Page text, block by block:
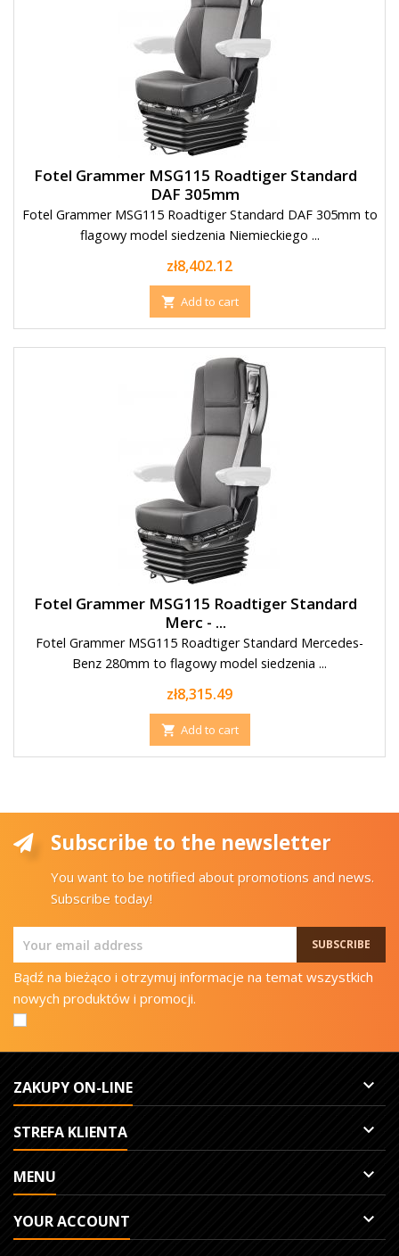
Fotel Grammer MSG115 Roadtiger Standard
DAF 305mm
Fotel Grammer MSG115 Roadtiger Standard DAF 305mm to
flagowy model siedzenia Niemieckiego ...
Price
zł8,402.12
 Add to cart
Fotel Grammer MSG115 Roadtiger Standard
Merc - ...
Fotel Grammer MSG115 Roadtiger Standard Mercedes-
Benz 280mm to flagowy model siedzenia ...
Price
zł8,315.49
 Add to cart
Subscribe to the newsletter
You want to be notified about promotions and news.
Subscribe today!
Bądź na bieżąco i otrzymuj informacje na temat wszystkich
nowych produktów i promocji.
ZAKUPY ON-LINE 
STREFA KLIENTA 
MENU 
YOUR ACCOUNT 